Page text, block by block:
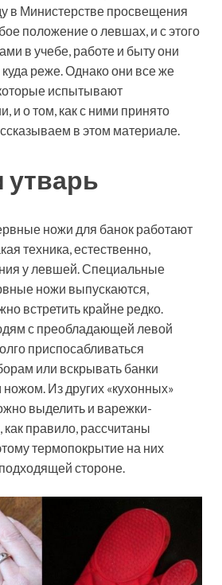
в Министерстве просвещения
положение о левшах, и с этого
в учебе, работе и быту они
куда реже. Однако они все же
испытывают
и о том, как с ними принято
в этом материале.
утварь
ножи для банок работают
техника, естественно,
у левшей. Специальные
ножи выпускаются,
встретить крайне редко.
с преобладающей левой
приспосабливаться
или вскрывать банки
Из других «кухонных»
выделить и варежки-
как правило, рассчитаны
термопокрытие на них
стороне.